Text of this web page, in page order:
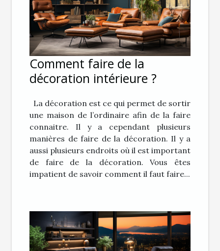
Comment faire de la
décoration intérieure ?
La décoration est ce qui permet de sortir
une maison de l’ordinaire afin de la faire
connaitre. Il y a cependant plusieurs
manières de faire de la décoration. Il y a
aussi plusieurs endroits où il est important
de faire de la décoration. Vous êtes
impatient de savoir comment il faut faire...